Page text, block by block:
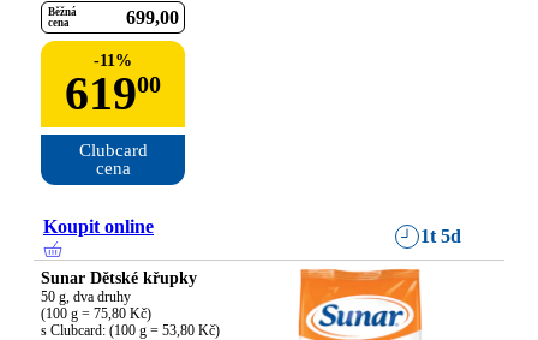
Běžná
cena
699 00
-11%
61900
Clubcard
cena
Koupit online 1t 5d
Sunar Dětské křupky
50 g, dva druhy
(100 g = 75,80 Kč)
s Clubcard: (100 g = 53,80 Kč)